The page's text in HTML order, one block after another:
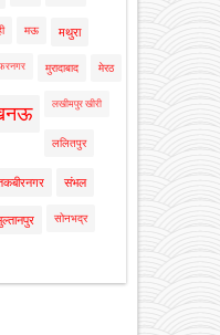
मऊ मथुरा
मुरादाबाद मेरठ
लखीमपुर खीरी
ललितपुर
संभल
सोनभद्र